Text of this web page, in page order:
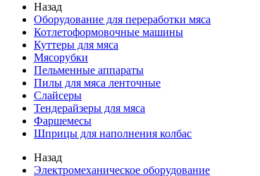
Назад
Оборудование для переработки мяса
Котлетоформовочные машины
Куттеры для мяса
Мясорубки
Пельменные аппараты
Пилы для мяса ленточные
Слайсеры
Тендерайзеры для мяса
Фаршемесы
Шприцы для наполнения колбас
Назад
Электромеханическое оборудование